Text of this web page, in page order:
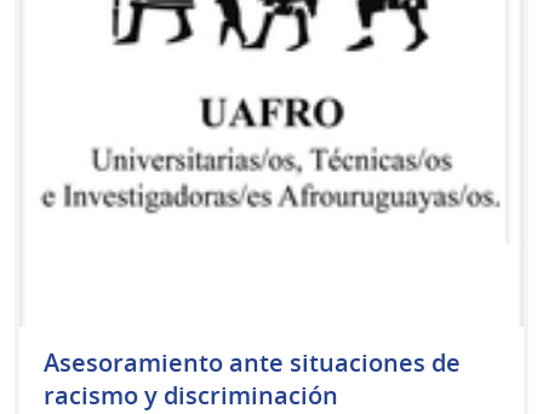
Asesoramiento ante situaciones de
racismo y discriminación